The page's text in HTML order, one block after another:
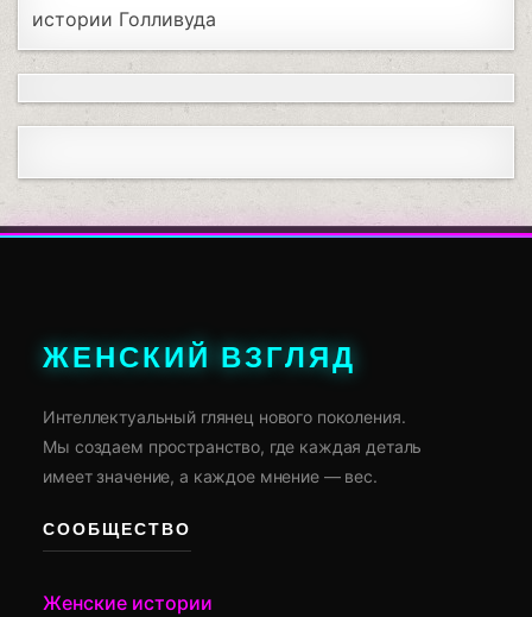
истории Голливуда
ЖЕНСКИЙ ВЗГЛЯД
Интеллектуальный глянец нового поколения.
Мы создаем пространство, где каждая деталь
имеет значение, а каждое мнение — вес.
СООБЩЕСТВО
Женские истории